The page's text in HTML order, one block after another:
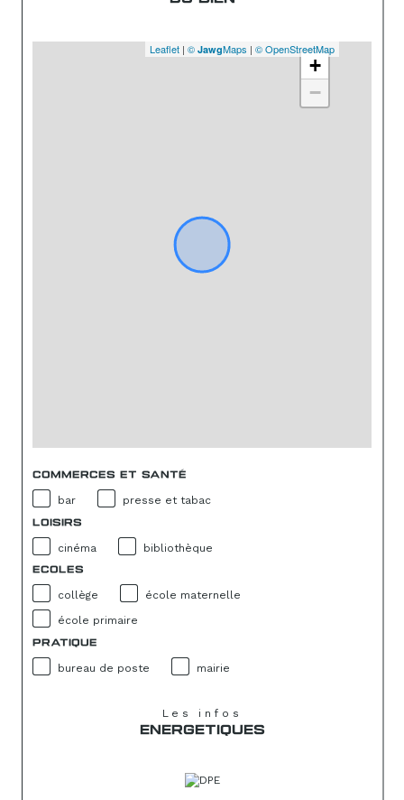
+
−
Leaflet | © JawgMaps | © OpenStreetMap
COMMERCES ET SANTÉ
bar presse et tabac
LOISIRS
cinéma bibliothèque
ECOLES
collège école maternelle
école primaire
PRATIQUE
bureau de poste mairie
Les infos
ENERGETIQUES